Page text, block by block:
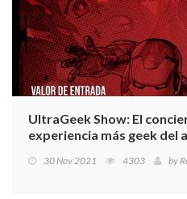
UltraGeek Show: El
experiencia más geek del
30 Nov 2021 4303 by